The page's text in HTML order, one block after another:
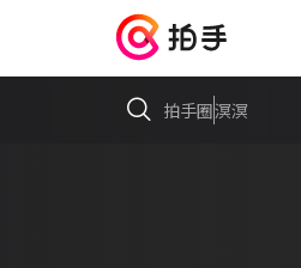
拍手圈溟溟